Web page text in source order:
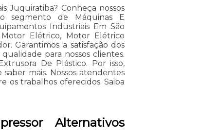
Juquiratiba? Conheça nossos
segmento de Máquinas E
Industriais Em São
Motor Elétrico, Motor Elétrico
Garantimos a satisfação dos
para nossos clientes.
De Plástico. Por isso,
mais. Nossos atendentes
os trabalhos oferecidos. Saiba
Alternativos